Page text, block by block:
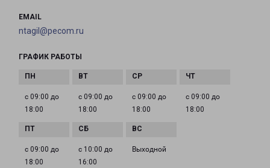
EMAIL
ntagil@pecom.ru
ГРАФИК РАБОТЫ
с 09:00 до
18:00
с 09:00 до
18:00
с 09:00 до
18:00
с 09:00 до
18:00
с 09:00 до
18:00
с 10:00 до
16:00
Выходной